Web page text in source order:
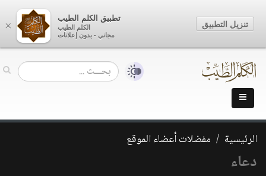
الرئيسية مفضلات أعضاء الموقع
دعاء
×
تطبيق الكلم الطيب
الكلم الطيب
مجاني - بدون إعلانات
تنزيل التطبيق